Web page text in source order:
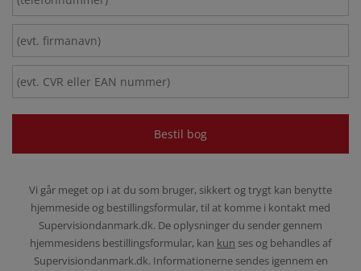
Vi går meget op i at du som bruger, sikkert og trygt kan benytte
hjemmeside og bestillingsformular, til at komme i kontakt med
Supervisiondanmark.dk. De oplysninger du sender gennem
hjemmesidens bestillingsformular, kan kun ses og behandles af
Supervisiondanmark.dk. Informationerne sendes igennem en